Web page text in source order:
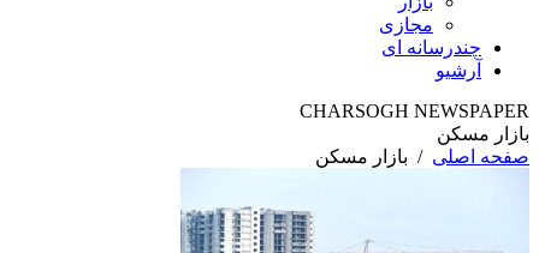
مجازی
چندرسانه ای
آرشیو
CHARSOGH NEWSPAPER
بازار مسکن
صفحه اصلی / بازار مسکن